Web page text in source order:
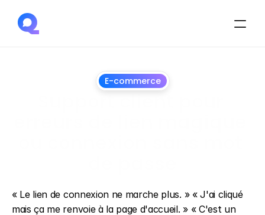
E-commerce
« Le lien de connexion ne marche plus. » « J'ai cliqué
mais ça me renvoie à la page d'accueil. » « C'est un